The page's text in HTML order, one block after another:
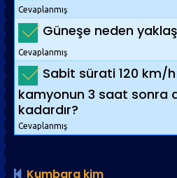
Cevaplanmış
Güneşe neden
Cevaplanmış
Sabit sürati 120 km/
kamyonun 3 saat sonra
kadardır?
Cevaplanmış
Kumbara kim